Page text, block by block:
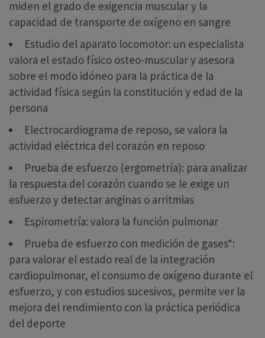
miden el grado de exigencia muscular y la
capacidad de transporte de oxígeno en sangre
Estudio del aparato locomotor: un especialista
valora el estado físico osteo-muscular y asesora
sobre el modo idóneo para la práctica de la
actividad física según la constitución y edad de la
persona
Electrocardiograma de reposo, se valora la
actividad eléctrica del corazón en reposo
Prueba de esfuerzo (ergometría): para analizar
la respuesta del corazón cuando se le exige un
esfuerzo y detectar anginas o arritmias
Espirometría: valora la función pulmonar
Prueba de esfuerzo con medición de gases*:
para valorar el estado real de la integración
cardiopulmonar, el consumo de oxígeno durante el
esfuerzo, y con estudios sucesivos, permite ver la
mejora del rendimiento con la práctica periódica
del deporte